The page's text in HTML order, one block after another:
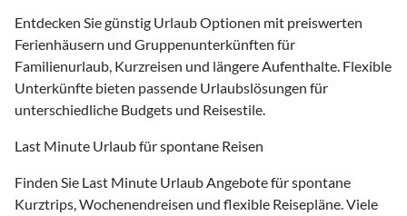
Entdecken Sie günstig Urlaub Optionen mit preiswerten
Ferienhäusern und Gruppenunterkünften für
Familienurlaub, Kurzreisen und längere Aufenthalte. Flexible
Unterkünfte bieten passende Urlaubslösungen für
unterschiedliche Budgets und Reisestile.
Last Minute Urlaub für spontane Reisen
Finden Sie Last Minute Urlaub Angebote für spontane
Kurztrips, Wochenendreisen und flexible Reisepläne. Viele